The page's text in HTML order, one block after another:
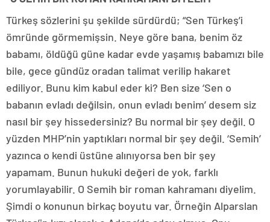
Türkeş sözlerini şu şekilde sürdürdü; “Sen Türkeş’i
ömründe görmemişsin. Neye göre bana, benim öz
babamı, öldüğü güne kadar evde yaşamış babamızı bile
bile, gece gündüz oradan talimat verilip hakaret
ediliyor. Bunu kim kabul eder ki? Ben size ‘Sen o
babanın evladı değilsin, onun evladı benim’ desem siz
nasıl bir şey hissedersiniz? Bu normal bir şey değil. O
yüzden MHP’nin yaptıkları normal bir şey değil. ‘Semih’
yazınca o kendi üstüne alınıyorsa ben bir şey
yapamam. Bunun hukuki değeri de yok, farklı
yorumlayabilir. O Semih bir roman kahramanı diyelim.
Şimdi o konunun birkaç boyutu var. Örneğin Alparslan